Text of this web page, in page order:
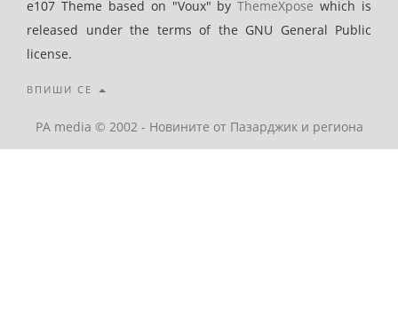
e107 Theme based on "Voux" byThemeXpose which is
released under the terms of the GNU General Public
license.
ВПИШИ СЕ
PA media © 2002 - Новините от Пазарджик и региона